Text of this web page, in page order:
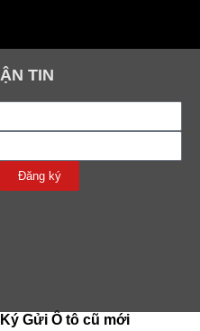
TIN
Đăng ký
Gửi Ô tô cũ mới